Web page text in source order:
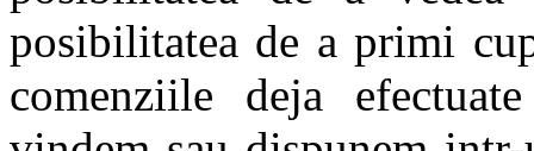
posibilitatea de a primi
comenziile deja